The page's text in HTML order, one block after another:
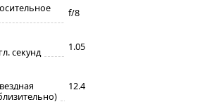
f/8
секунд
1.05
12.4